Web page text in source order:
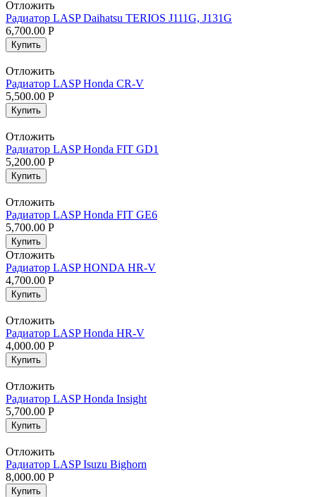
Отложить
Радиатор LASP Daihatsu TERIOS J111G, J131G
6,700.00 Р
Купить
Отложить
Радиатор LASP Honda CR-V
5,500.00 Р
Купить
Отложить
Радиатор LASP Honda FIT GD1
5,200.00 Р
Купить
Отложить
Радиатор LASP Honda FIT GE6
5,700.00 Р
Купить
Отложить
Радиатор LASP HONDA HR-V
4,700.00 Р
Купить
Отложить
Радиатор LASP Honda HR-V
4,000.00 Р
Купить
Отложить
Радиатор LASP Honda Insight
5,700.00 Р
Купить
Отложить
Радиатор LASP Isuzu Bighorn
8,000.00 Р
Купить